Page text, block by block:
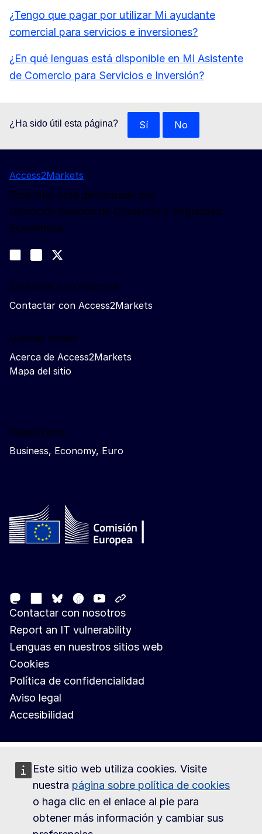
Este sitio web utiliza cookies. Visite
nuestra página sobre política de cookies
o haga clic en el enlace al pie para
obtener más información y cambiar sus
¿Tengo que pagar por utilizar Mi ayudante
comercial para servicios e inversiones?
¿En qué lenguas está disponible en Mi Asistente
de Comercio para Servicios e Inversión?
¿Ha sido útil esta página? Sí No
Access2Markets
Este sitio está gestionado por:
Dirección General de Comercio y Seguridad
Económica
Join us on LinkedIn
Trade-Off podcast
Contactar con nosotros
Contactar con Access2Markets
Quiénes somos
Acerca de Access2Markets
Mapa del sitio
Related sites
Business, Economy, Euro
MastodonLinkedIn
Bluesky
Facebook
Youtube
Contactar con nosotros
Report an IT vulnerability
Lenguas en nuestros sitios web
Cookies
Política de confidencialidad
Aviso legal
Accesibilidad